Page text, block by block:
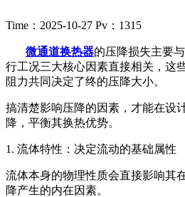
Time：2025-10-27 Pv：1315
微通道换热器的压降损失主要
行工况三大核心因素直接相关，这
阻力共同决定了终的压降大小。
搞清楚影响压降的因素，才能在设
降，平衡其换热优势。
1. 流体特性：决定流动的基础属性
流体本身的物理性质会直接影响其
降产生的内在因素。